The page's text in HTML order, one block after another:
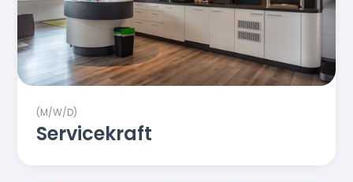
(M/W/D)
Servicekraft